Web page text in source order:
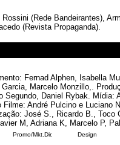
(Rede Bandeirantes),
(Revista Propaganda).
Fernad Alphen, Isabella
Marcelo Monzillo,.
Daniel Rybak. Mídia:
André Pulcino e Luciano
José S., Ricardo B., Toco
M, Adriana K, Marcelo P,
Promo/Mkt.Dir. Design